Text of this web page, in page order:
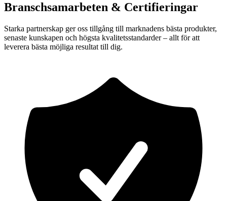
Branschsamarbeten & Certifieringar
Starka partnerskap ger oss tillgång till marknadens bästa produkter,
senaste kunskapen och högsta kvalitetsstandarder – allt för att
leverera bästa möjliga resultat till dig.